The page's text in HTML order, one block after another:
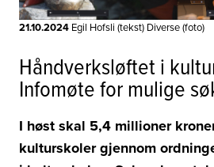
21.10.2024 Egil Hofsli (tekst) Diverse (foto)
Håndverksløftet i
Infomøte for mulige
I høst skal 5,4 millioner
kulturskoler gjennom